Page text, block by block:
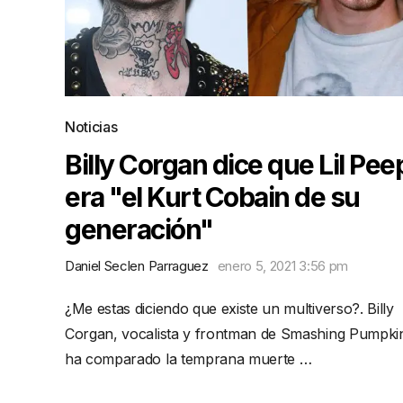
Noticias
Billy Corgan dice que Lil
era "el Kurt Cobain de su
generación"
Daniel Seclen Parraguez enero 5, 2021 3:56 pm
¿Me estas diciendo que existe un multiverso?. Billy
Corgan, vocalista y frontman de Smashing
ha comparado la temprana muerte …